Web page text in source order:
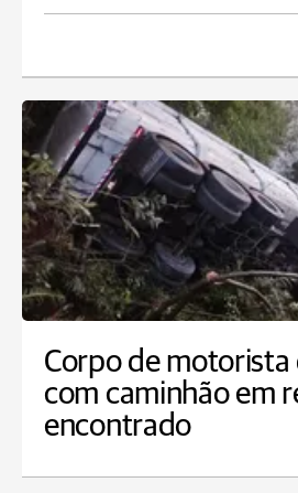
Corpo de motorista
com caminhão em
encontrado